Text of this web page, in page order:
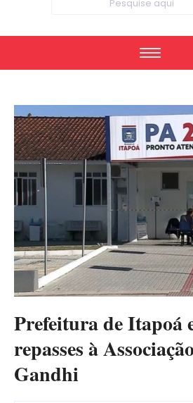
Prefeitura de Itapoá
repasses à
Gandhi